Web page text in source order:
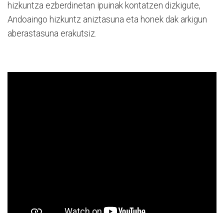
hizkuntza ezberdinetan ipuinak kontatzen dizkigute,
Andoaingo hizkuntz aniztasuna eta honek dak arkigun
aberastasuna erakutsiz.